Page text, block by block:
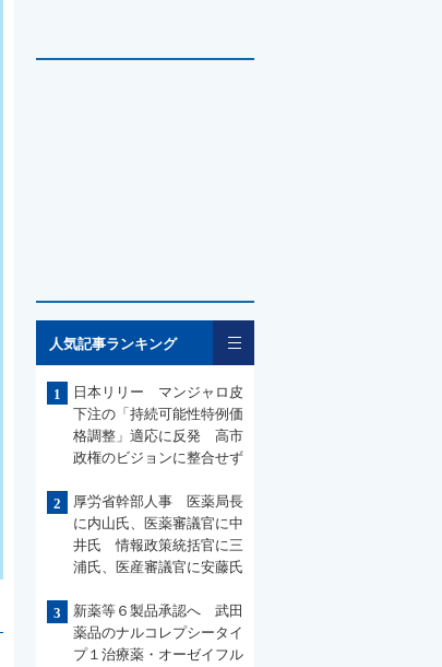
人気記事ランキング
1
日本リリー マンジャロ皮
下注の「持続可能性特例価
格調整」適応に反発 高市
政権のビジョンに整合せず
2
厚労省幹部人事 医薬局長
に内山氏、医薬審議官に中
井氏 情報政策統括官に三
浦氏、医産審議官に安藤氏
3
新薬等６製品承認へ 武田
薬品のナルコレプシータイ
プ１治療薬・オーゼイフル